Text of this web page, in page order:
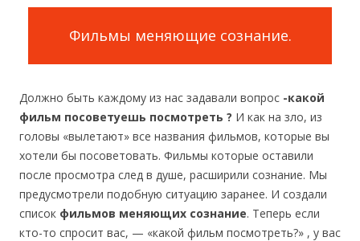
Фильмы меняющие сознание.
Должно быть каждому из нас задавали вопрос -какой
фильм посоветуешь посмотреть ? И как на зло, из
головы «вылетают» все названия фильмов, которые вы
хотели бы посоветовать. Фильмы которые оставили
после просмотра след в душе, расширили сознание. Мы
предусмотрели подобную ситуацию заранее. И создали
список фильмов меняющих сознание. Теперь если
кто-то спросит вас, — «какой фильм посмотреть?» , у вас